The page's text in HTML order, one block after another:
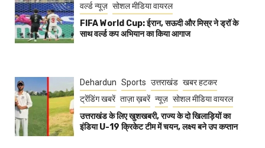
वर्ल्ड न्यूज़ सोशल मीडिया वायरल
FIFA World Cup: ईरान, सऊदी और मिस्र ने ड्रॉ के
साथ वर्ल्ड कप अभियान का किया आगाज
Dehardun Sports उत्तराखंड खबर हटकर
ट्रेंडिंग खबरें ताज़ा ख़बरें न्यूज़ सोशल मीडिया वायरल
उत्तराखंड के लिए खुशखबरी, राज्य के दो खिलाड़ियों का
इंडिया U-19 क्रिकेट टीम में चयन, लक्ष्य बने उप कप्तान